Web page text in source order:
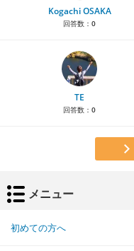
Kogachi OSAKA
回答数： 0
TE
回答数： 0
メニュー
初めての方へ